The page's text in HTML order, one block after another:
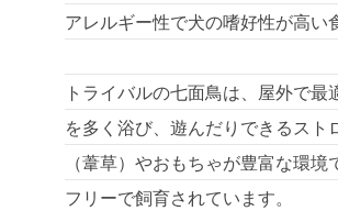
アレルギー性で犬の嗜好性が高い
トライバルの七面鳥は、屋外で最
を多く浴び、遊んだりできるスト
（葦草）やおもちゃが豊富な環境
フリーで飼育されています。